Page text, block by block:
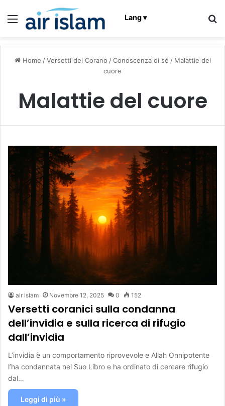
Menu Lang ▾
Home / Versetti del Corano / Conoscenza di sé / Malattie del
cuore
Malattie del cuore
air islam Novembre 12, 2025 0 152
Versetti coranici sulla condanna
dell’invidia e sulla ricerca di rifugio
dall’invidia
L’invidia è un comportamento riprovevole e Allah Onnipotente
l’ha condannata nel Suo Libro e ha ordinato di cercare rifugio
dal…
Leggi di più »